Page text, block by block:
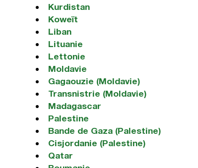
Kurdistan
Koweït
Liban
Lituanie
Lettonie
Moldavie
Gagaouzie (Moldavie)
Transnistrie (Moldavie)
Madagascar
Palestine
Bande de Gaza (Palestine)
Cisjordanie (Palestine)
Qatar